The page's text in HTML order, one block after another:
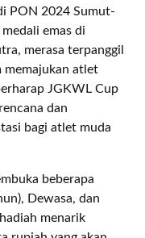
PON 2024 Sumut-
emas di
merasa terpanggil
memajukan atlet
JGKWL Cup
dan
bagi atlet muda
beberapa
Dewasa, dan
menarik